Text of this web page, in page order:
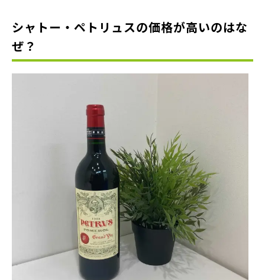
シャトー・ペトリュスの価格が高いのはな
ぜ？